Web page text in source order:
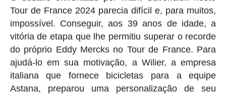
Tour de France 2024 parecia difícil e, para muitos,
impossível. Conseguir, aos 39 anos de idade, a
vitória de etapa que lhe permitiu superar o recorde
do próprio Eddy Mercks no Tour de France. Para
ajudá-lo em sua motivação, a Wilier, a empresa
italiana que fornece bicicletas para a equipe
Astana, preparou uma personalização de seu